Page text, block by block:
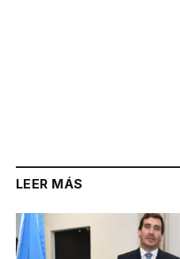
LEER MÁS